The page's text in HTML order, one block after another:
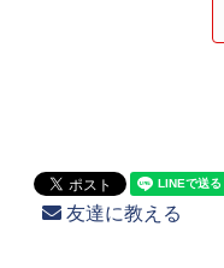
友達に教える